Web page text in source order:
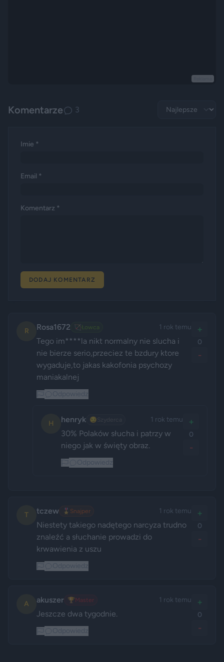
Komentarze 3
Imie *
Email *
Komentarz *
DODAJ KOMENTARZ
R Rosa1672 🏹 Łowca 1 rok temu
Tego im****la nikt normalny nie slucha i
nie bierze serio,przeciez te bzdury ktore
wygaduje,to jakas kakofonia psychozy
maniakalnej
+
0
-
H henryk 😏 1 rok temu
30% Polaków słucha i patrzy w
niego jak w święty obraz.
+
0
-
T tczew 🎖️ Snajper 1 rok temu
Niestety takiego nadętego narcyza trudno
znaleźć a słuchanie prowadzi do
krwawienia z uszu
+
0
-
A akuszer 🏆Master 1 rok temu
Jeszcze dwa tygodnie.
+
0
-